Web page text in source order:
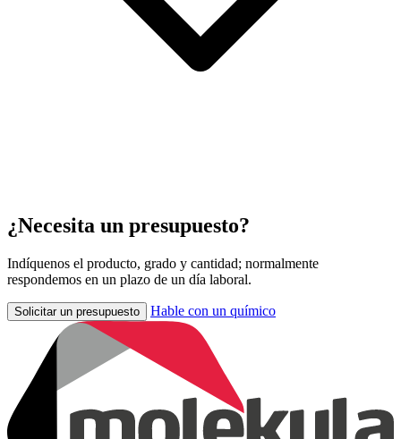
¿Necesita un presupuesto?
Indíquenos el producto, grado y cantidad; normalmente
respondemos en un plazo de un día laboral.
Solicitar un presupuesto Hable con un químico